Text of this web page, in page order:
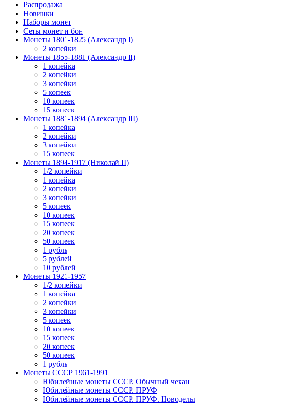
Распродажа
Новинки
Наборы монет
Сеты монет и бон
Монеты 1801-1825 (Александр I)
2 копейки
Монеты 1855-1881 (Александр II)
1 копейка
2 копейки
3 копейки
5 копеек
10 копеек
15 копеек
Монеты 1881-1894 (Александр III)
1 копейка
2 копейки
3 копейки
15 копеек
Монеты 1894-1917 (Николай II)
1/2 копейки
1 копейка
2 копейки
3 копейки
5 копеек
10 копеек
15 копеек
20 копеек
50 копеек
1 рубль
5 рублей
10 рублей
Монеты 1921-1957
1/2 копейки
1 копейка
2 копейки
3 копейки
5 копеек
10 копеек
15 копеек
20 копеек
50 копеек
1 рубль
Монеты СССР 1961-1991
Юбилейные монеты СССР. Обычный чекан
Юбилейные монеты СССР. ПРУФ
Юбилейные монеты СССР. ПРУФ. Новоделы